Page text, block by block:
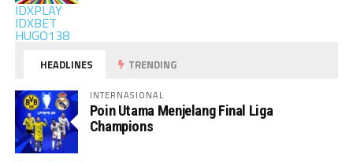
IDXPLAY
IDXBET
HUGO138
HEADLINES TRENDING
INTERNASIONAL
Poin Utama Menjelang Final Liga
Champions